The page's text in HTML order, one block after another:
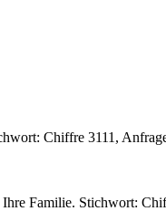
Chiffre 3111,
Familie. Stichwort: